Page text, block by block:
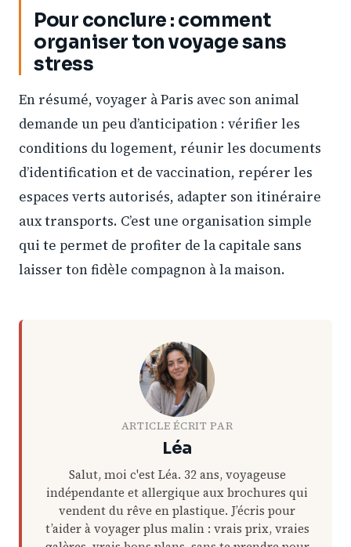
Pour conclure : comment
organiser ton voyage sans
stress
En résumé, voyager à Paris avec son animal
demande un peu d’anticipation : vérifier les
conditions du logement, réunir les documents
d’identification et de vaccination, repérer les
espaces verts autorisés, adapter son itinéraire
aux transports. C’est une organisation simple
qui te permet de profiter de la capitale sans
laisser ton fidèle compagnon à la maison.
ARTICLE ÉCRIT PAR
Léa
Salut, moi c'est Léa. 32 ans, voyageuse
indépendante et allergique aux brochures qui
vendent du rêve en plastique. J’écris pour
t’aider à voyager plus malin : vrais prix, vraies